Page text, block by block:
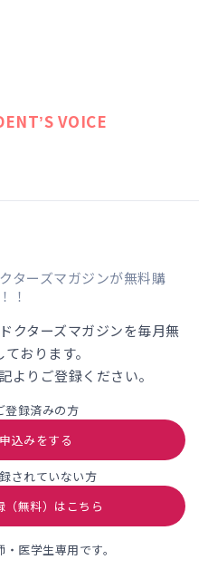
VOICE
ターズマガジンが無料購
！
クターズマガジンを毎月無
おります。
よりご登録ください。
登録済みの方
込みをする
されていない方
無料）はこちら
医学生専用です。